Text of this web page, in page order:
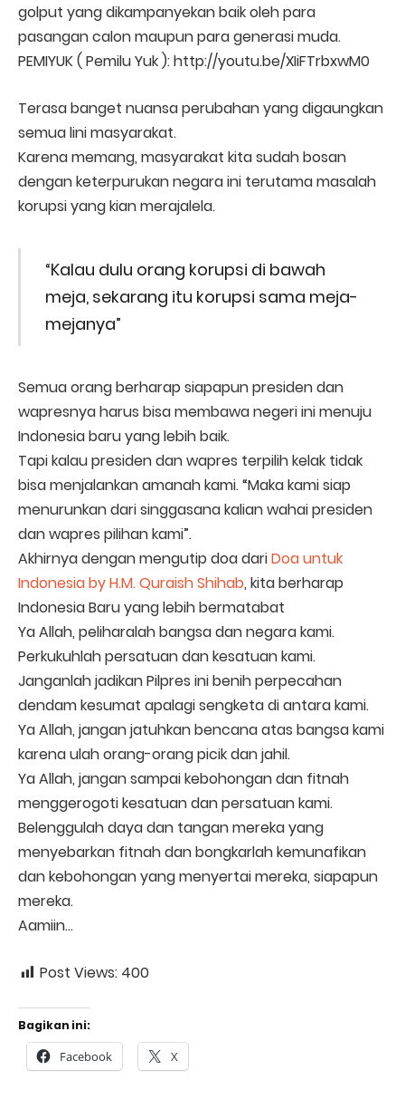
golput yang dikampanyekan baik oleh para
pasangan calon maupun para generasi muda.
PEMIYUK ( Pemilu Yuk ): http://youtu.be/XIiFTrbxwM0
Terasa banget nuansa perubahan yang digaungkan
semua lini masyarakat.
Karena memang, masyarakat kita sudah bosan
dengan keterpurukan negara ini terutama masalah
korupsi yang kian merajalela.
“Kalau dulu orang korupsi di bawah
meja, sekarang itu korupsi sama meja-
mejanya”
Semua orang berharap siapapun presiden dan
wapresnya harus bisa membawa negeri ini menuju
Indonesia baru yang lebih baik.
Tapi kalau presiden dan wapres terpilih kelak tidak
bisa menjalankan amanah kami. “Maka kami siap
menurunkan dari singgasana kalian wahai presiden
dan wapres pilihan kami”.
Akhirnya dengan mengutip doa dariDoa untuk
Indonesia by H.M. Quraish Shihab, kita berharap
Indonesia Baru yang lebih bermatabat
Ya Allah, peliharalah bangsa dan negara kami.
Perkukuhlah persatuan dan kesatuan kami.
Janganlah jadikan Pilpres ini benih perpecahan
dendam kesumat apalagi sengketa di antara kami.
Ya Allah, jangan jatuhkan bencana atas bangsa kami
karena ulah orang-orang picik dan jahil.
Ya Allah, jangan sampai kebohongan dan fitnah
menggerogoti kesatuan dan persatuan kami.
Belenggulah daya dan tangan mereka yang
menyebarkan fitnah dan bongkarlah kemunafikan
dan kebohongan yang menyertai mereka, siapapun
mereka.
Aamiin…
Post Views: 400
Bagikan ini:
Facebook X